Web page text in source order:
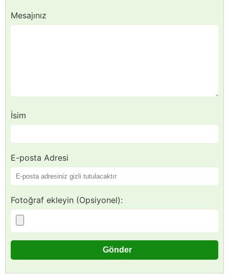
Mesajınız
İsim
E-posta Adresi
Fotoğraf ekleyin (Opsiyonel):